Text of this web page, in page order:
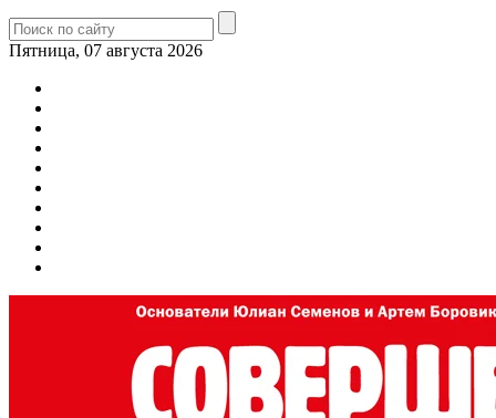
Пятница, 07 августа 2026